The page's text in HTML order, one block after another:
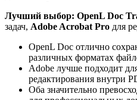
Лучший выбор: OpenL Doc
задач, Adobe Acrobat Pro для
OpenL Doc отлично
различных форматах
Adobe лучше подходит
редактирования внутри
Оба значительно